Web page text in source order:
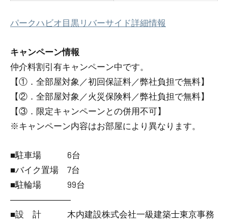
パークハビオ目黒リバーサイド詳細情報
キャンペーン情報
仲介料割引有キャンペーン中です。
【①．全部屋対象／初回保証料／弊社負担で無料】
【②．全部屋対象／火災保険料／弊社負担で無料】
【③．限定キャンペーンとの併用不可】
※キャンペーン内容はお部屋により異なります。
■駐車場 6台
■バイク置場 7台
■駐輪場 99台
―――――――
■設 計 木内建設株式会社一級建築士東京事務